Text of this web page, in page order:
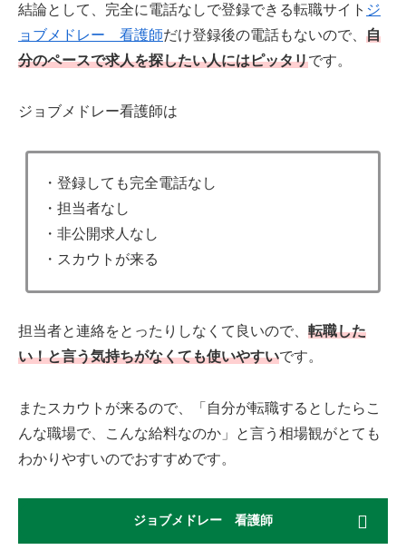
結論として、完全に電話なしで登録できる転職サイト ジ
ョブメドレー 看護師だけ登録後の電話もないので、 自
分のペースで求人を探したい人にはピッタリです。
ジョブメドレー看護師は
・登録しても完全電話なし
・担当者なし
・非公開求人なし
・スカウトが来る
担当者と連絡をとったりしなくて良いので、 転職した
い！と言う気持ちがなくても使いやすいです。
またスカウトが来るので、「自分が転職するとしたらこ
んな職場で、こんな給料なのか」と言う相場観がとても
わかりやすいのでおすすめです。
ジョブメドレー 看護師